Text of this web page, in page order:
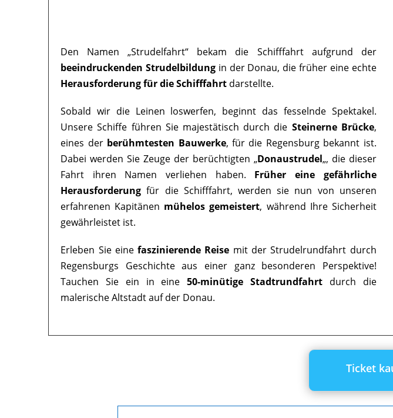
Den Namen „Strudelfahrt“ bekam die Schifffahrt aufgrund der
beeindruckenden Strudelbildung in der Donau, die früher eine echte
Herausforderung für die Schifffahrt darstellte.
Sobald wir die Leinen loswerfen, beginnt das fesselnde Spektakel.
Unsere Schiffe führen Sie majestätisch durch die Steinerne Brücke,
eines der berühmtesten Bauwerke, für die Regensburg bekannt ist.
Dabei werden Sie Zeuge der berüchtigten „Donaustrudel„, die dieser
Fahrt ihren Namen verliehen haben. Früher eine gefährliche
Herausforderung für die Schifffahrt, werden sie nun von unseren
erfahrenen Kapitänen mühelos gemeistert, während Ihre Sicherheit
gewährleistet ist.
Erleben Sie einefaszinierende Reise mit der Strudelrundfahrt durch
Regensburgs Geschichte aus einer ganz besonderen Perspektive!
Tauchen Sie ein in eine50-minütige Stadtrundfahrt durch die
malerische Altstadt auf der Donau.
Ticket